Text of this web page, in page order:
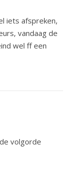
iets afspreken,
vandaag de
wel ff een
volgorde